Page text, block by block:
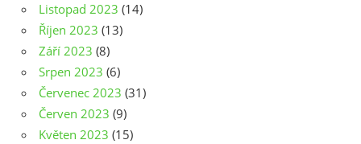
Listopad 2023 (14)
Říjen 2023 (13)
Září 2023 (8)
Srpen 2023 (6)
Červenec 2023 (31)
Červen 2023 (9)
Květen 2023 (15)